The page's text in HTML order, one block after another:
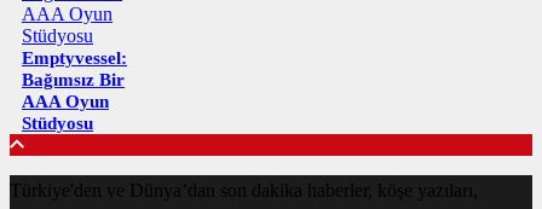
Emptyvessel:
Bağımsız Bir
AAA Oyun
Stüdyosu
Türkiye'den ve Dünya’dan son dakika haberler, köşe yazıları,